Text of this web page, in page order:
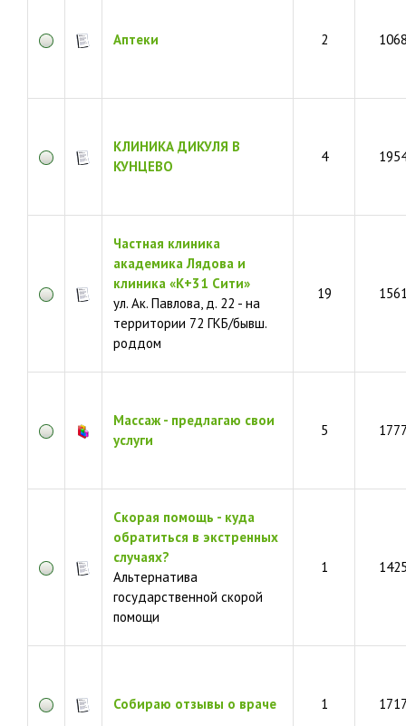
Аптеки 2
КЛИНИКА ДИКУЛЯ В
КУНЦЕВО
4
Частная клиника
академика Лядова и
клиника «К+31 Сити»
ул. Ак. Павлова, д. 22 - на
территории 72 ГКБ/бывш.
роддом
19
Массаж - предлагаю свои
услуги
5
Скорая помощь - куда
обратиться в экстренных
случаях?
Альтернатива
государственной скорой
помощи
1
Собираю отзывы о враче 1